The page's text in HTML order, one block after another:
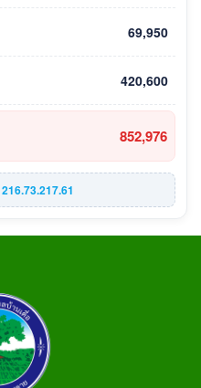
69,950
420,600
852,976
216.73.217.61